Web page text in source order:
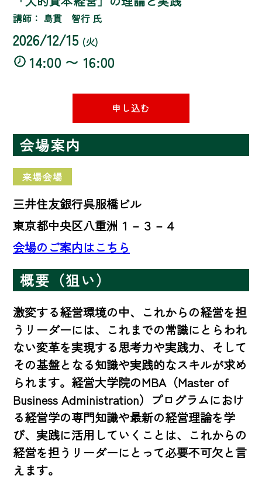
講師： 島貫 智行 氏
2026/12/15 (火)
14:00 〜 16:00
申し込む
会場案内
来場会場
三井住友銀行呉服橋ビル
東京都中央区八重洲１－３－４
会場のご案内はこちら
概要（狙い）
激変する経営環境の中、これからの経営を担
うリーダーには、これまでの常識にとらわれ
ない変革を実現する思考力や実践力、そして
その基盤となる知識や実践的なスキルが求め
られます。経営大学院のMBA（Master of
Business Administration）プログラムにおけ
る経営学の専門知識や最新の経営理論を学
び、実践に活用していくことは、これからの
経営を担うリーダーにとって必要不可欠と言
えます。